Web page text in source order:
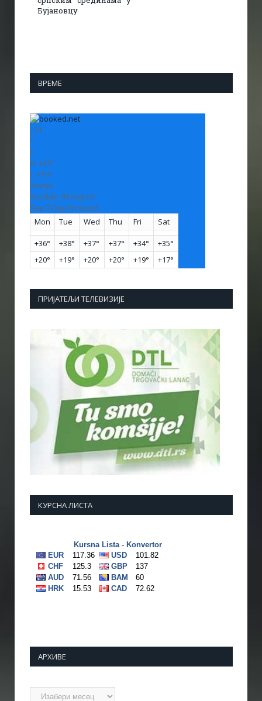
Бујановцу
ВРЕМЕ
+31
°
C
H: +33°
L: +19°
Vranje
Sunday, 09 August
See 7-Day Forecast
Mon
Tue Wed Thu Fri Sat
+36° +38° +37° +37° +34° +35°
+20° +19° +20° +20° +19° +17°
ПРИЈАТЕЉИ ТЕЛЕВИЗИЈЕ
КУРСНА ЛИСТА
АРХИВЕ
Архиве